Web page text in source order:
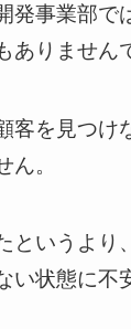
発事業部で
ありません
客を見つけ
ん。
というより
い状態に不